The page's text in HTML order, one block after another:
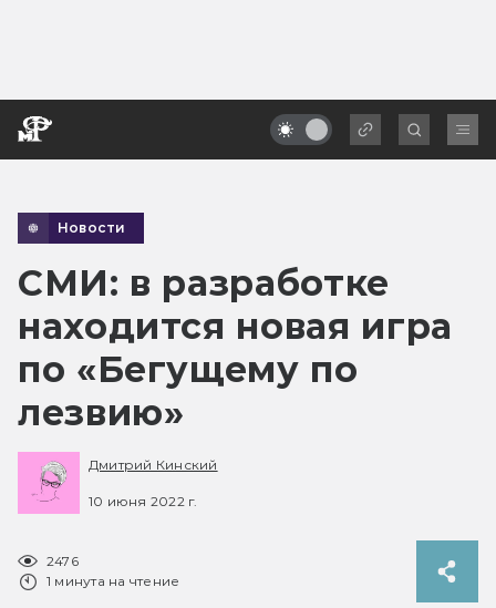
Новости
СМИ: в разработке
находится новая игра
по «Бегущему по
лезвию»
Дмитрий Кинский
10 июня 2022 г.
2476
1 минута на чтение